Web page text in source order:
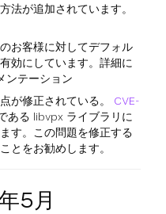
法が追加されています。
お客様に対してデフォル
効にしています。詳細に
ンテーション
が修正されている。 CVE-
ある libvpx ライブラリに
す。この問題を修正する
とをお勧めします。
5月